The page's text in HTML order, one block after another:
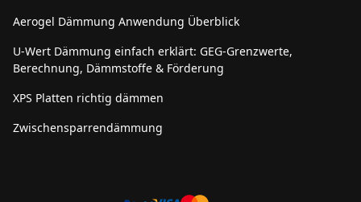
Aerogel Dämmung Anwendung Überblick
U-Wert Dämmung einfach erklärt: GEG-Grenzwerte,
Berechnung, Dämmstoffe & Förderung
XPS Platten richtig dämmen
Zwischensparrendämmung